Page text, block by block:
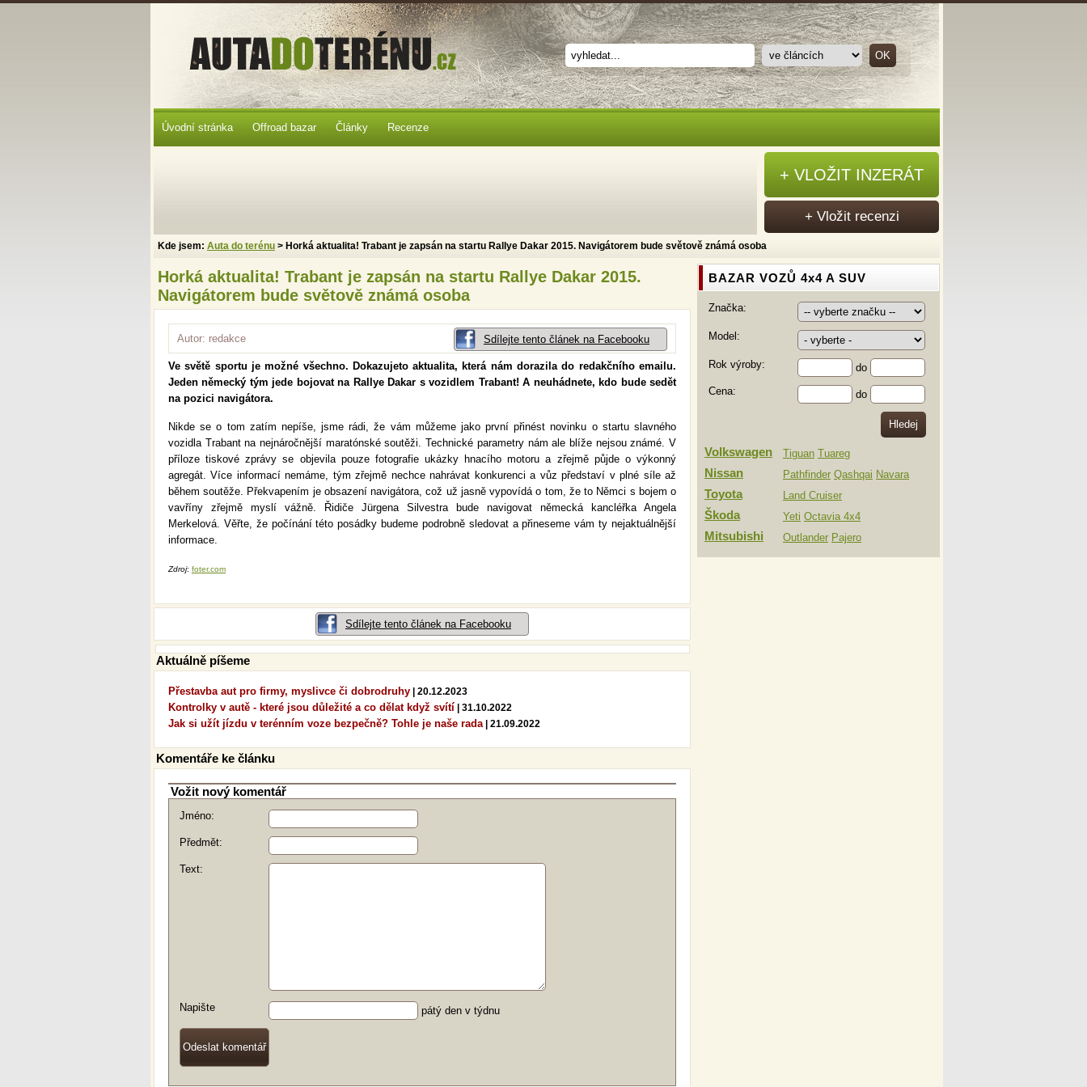
Horká aktualita! Trabant je zapsán na startu Rallye Dakar 2015.
Navigátorem bude světově známá osoba
Sdílejte tento článek na Facebooku
Autor: redakce
Ve světě sportu je možné všechno. Dokazujeto aktualita, která nám dorazila do redakčního emailu.
Jeden německý tým jede bojovat na Rallye Dakar s vozidlem Trabant! A neuhádnete, kdo bude sedět
na pozici navigátora.
Nikde se o tom zatím nepíše, jsme rádi, že vám můžeme jako první přinést novinku o startu slavného
vozidla Trabant na nejnáročnější maratónské soutěži. Technické parametry nám ale blíže nejsou známé. V
příloze tiskové zprávy se objevila pouze fotografie ukázky hnacího motoru a zřejmě půjde o výkonný
agregát. Více informací nemáme, tým zřejmě nechce nahrávat konkurenci a vůz představí v plné síle až
během soutěže. Překvapením je obsazení navigátora, což už jasně vypovídá o tom, že to Němci s bojem o
vavříny zřejmě myslí vážně. Řidiče Jürgena Silvestra bude navigovat německá kancléřka Angela
Merkelová. Věřte, že počínání této posádky budeme podrobně sledovat a přineseme vám ty nejaktuálnější
informace.
Zdroj: foter.com
Sdílejte tento článek na Facebooku
Aktuálně píšeme
Přestavba aut pro firmy, myslivce či dobrodruhy | 20.12.2023
Kontrolky v autě - které jsou důležité a co dělat když svítí | 31.10.2022
Jak si užít jízdu v terénním voze bezpečně? Tohle je naše rada| 21.09.2022
Komentáře ke článku
Vožit nový komentář
Jméno:
Předmět:
Text:
Napište pátý den v týdnu
BAZAR VOZŮ 4x4 A SUV
Značka:
Model:
Rok výroby:
do
Cena:
do
Volkswagen Tiguan Tuareg
Nissan Pathfinder Qashqai Navara
Toyota Land Cruiser
Škoda Yeti Octavia 4x4
Mitsubishi Outlander Pajero
Úvodní stránka Offroad bazar Články Recenze
Kde jsem: Auta do terénu > Horká aktualita! Trabant je zapsán na startu Rallye Dakar 2015. Navigátorem bude světově známá osoba
+ VLOŽIT INZERÁT
+ Vložit recenzi